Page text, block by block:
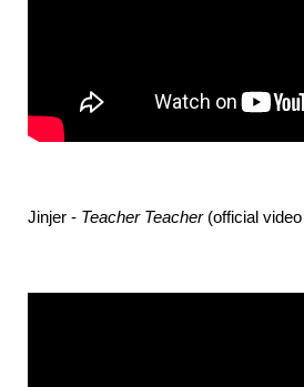
Jinjer - Teacher Teacher(official video